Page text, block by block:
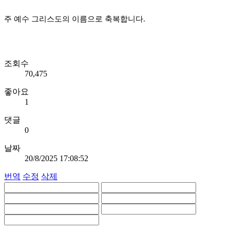
주 예수 그리스도의 이름으로 축복합니다.
조회수
70,475
좋아요
1
댓글
0
날짜
20/8/2025 17:08:52
번역 수정 삭제